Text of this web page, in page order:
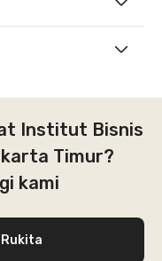
Institut Bisnis
Timur?
kami